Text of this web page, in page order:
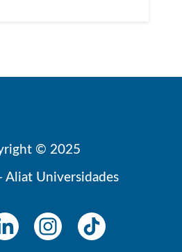
© 2025
Aliat Universidades